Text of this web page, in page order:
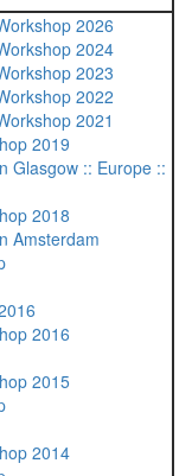
2026
2024
2023
2022
2021
2019
Glasgow :: Europe ::
2018
Amsterdam
2016
2015
2014